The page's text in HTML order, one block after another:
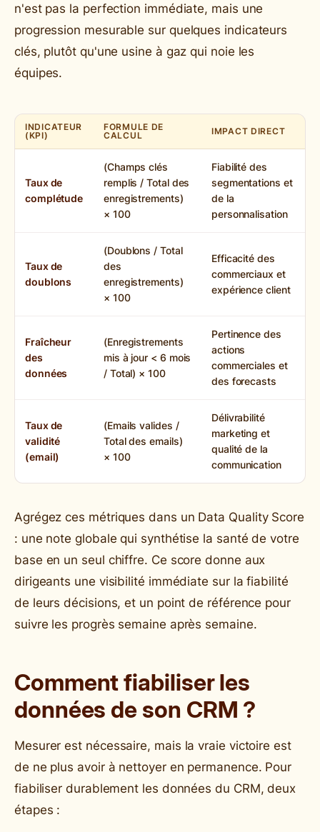
n'est pas la perfection immédiate, mais une
progression mesurable sur quelques indicateurs
clés, plutôt qu'une usine à gaz qui noie les
équipes.
INDICATEUR
(KPI)
FORMULE DE
CALCUL
IMPACT DIRECT
Taux de
complétude
(Champs clés
remplis / Total des
enregistrements)
× 100
Fiabilité des
segmentations et
de la
personnalisation
Taux de
doublons
(Doublons / Total
des
enregistrements)
× 100
Efficacité des
commerciaux et
expérience client
Fraîcheur
des
données
(Enregistrements
mis à jour < 6 mois
/ Total) × 100
Pertinence des
actions
commerciales et
des forecasts
Taux de
validité
(email)
(Emails valides /
Total des emails)
× 100
Délivrabilité
marketing et
qualité de la
communication
Agrégez ces métriques dans un Data Quality Score
: une note globale qui synthétise la santé de votre
base en un seul chiffre. Ce score donne aux
dirigeants une visibilité immédiate sur la fiabilité
de leurs décisions, et un point de référence pour
suivre les progrès semaine après semaine.
Comment fiabiliser les
données de son CRM ?
Mesurer est nécessaire, mais la vraie victoire est
de ne plus avoir à nettoyer en permanence. Pour
fiabiliser durablement les données du CRM, deux
étapes :